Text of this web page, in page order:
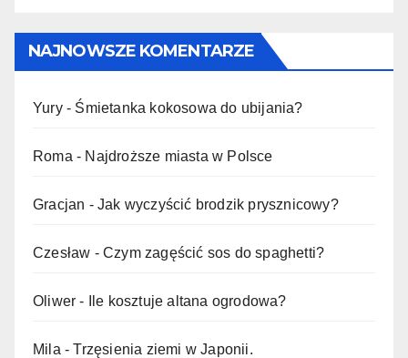
NAJNOWSZE KOMENTARZE
Yury- Śmietanka kokosowa do ubijania?
Roma - Najdroższe miasta w Polsce
Gracjan -Jak wyczyścić brodzik prysznicowy?
Czesław -Czym zagęścić sos do spaghetti?
Oliwer - Ile kosztuje altana ogrodowa?
Mila -Trzęsienia ziemi w Japonii.